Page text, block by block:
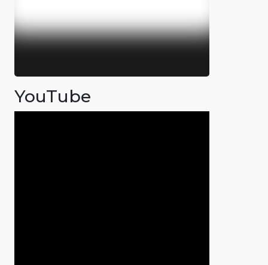
YouTube